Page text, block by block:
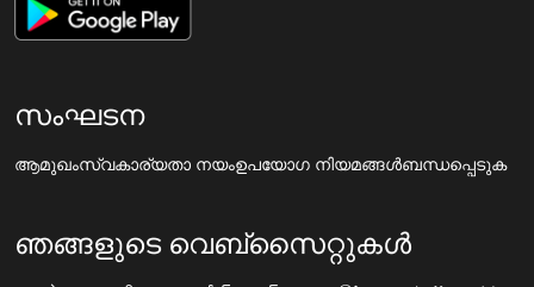
സംഘടന
ആമുഖംസ്വകാര്യതാ നയംഉപയോഗ നിയമങ്ങൾബന്ധപ്പെടുക
ഞങ്ങളുടെ വെബ്സൈറ്റുകൾ